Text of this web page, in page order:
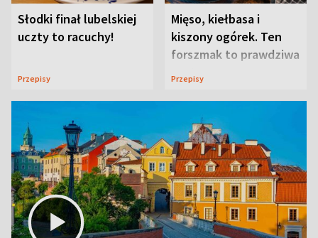
Słodki finał lubelskiej
uczty to racuchy!
Przepisy
Mięso, kiełbasa i
kiszony ogórek. Ten
forszmak to prawdziwa
uczta
Przepisy